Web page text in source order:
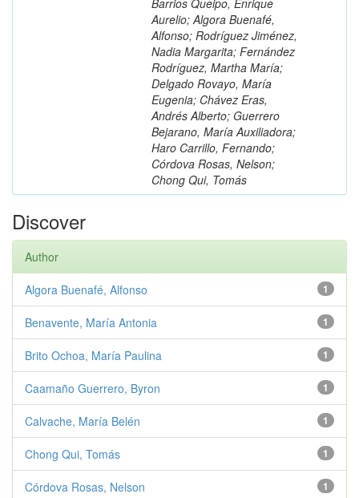
Aurelio; Algora Buenafé,
Alfonso; Rodríguez Jiménez,
Nadia Margarita; Fernández
Rodríguez, Martha María;
Delgado Rovayo, María
Eugenia; Chávez Eras,
Andrés Alberto; Guerrero
Bejarano, María Auxiliadora;
Haro Carrillo, Fernando;
Córdova Rosas, Nelson;
Chong Qui, Tomás
Discover
Author
1
Algora Buenafé, Alfonso
1
Benavente, María Antonia
1
Brito Ochoa, María Paulina
1
Caamaño Guerrero, Byron
1
Calvache, María Belén
1
Chong Qui, Tomás
1
Córdova Rosas, Nelson